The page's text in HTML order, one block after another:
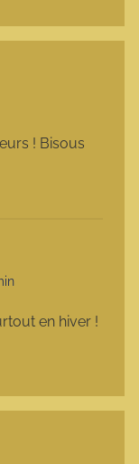
! Bisous
en hiver !